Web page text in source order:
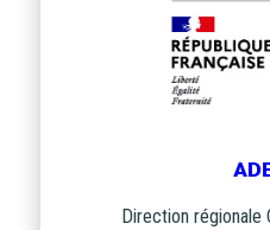
Direction régionale